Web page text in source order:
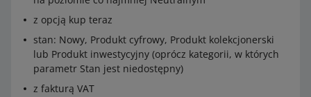
z opcją kup teraz
stan: Nowy, Produkt cyfrowy, Produkt kolekcjonerski
lub Produkt inwestycyjny (oprócz kategorii, w których
parametr Stan jest niedostępny)
z fakturą VAT